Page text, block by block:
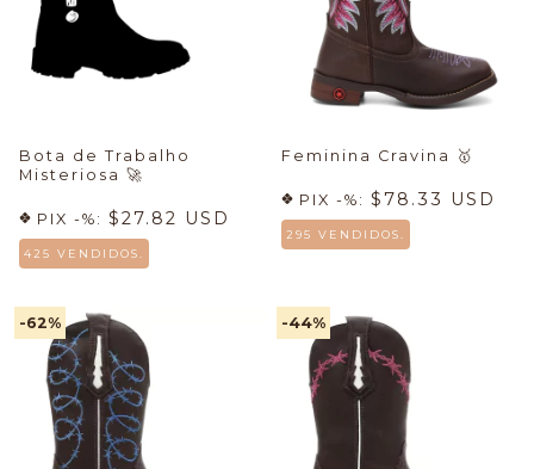
Bota de Trabalho
Misteriosa 🚀
PIX -%: $27.82 USD
425 VENDIDOS.
Feminina Cravina 🥇
PIX -%: $78.33 USD
295 VENDIDOS.
-62% -44%